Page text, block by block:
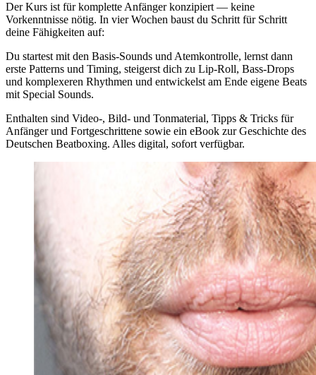
Der Kurs ist für komplette Anfänger konzipiert — keine
Vorkenntnisse nötig. In vier Wochen baust du Schritt für Schritt
deine Fähigkeiten auf:
Du startest mit den Basis-Sounds und Atemkontrolle, lernst dann
erste Patterns und Timing, steigerst dich zu Lip-Roll, Bass-Drops
und komplexeren Rhythmen und entwickelst am Ende eigene Beats
mit Special Sounds.
Enthalten sind Video-, Bild- und Tonmaterial, Tipps & Tricks für
Anfänger und Fortgeschrittene sowie ein eBook zur Geschichte des
Deutschen Beatboxing. Alles digital, sofort verfügbar.